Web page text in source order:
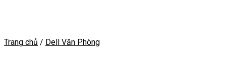
Trang chủ / Dell Văn Phòng